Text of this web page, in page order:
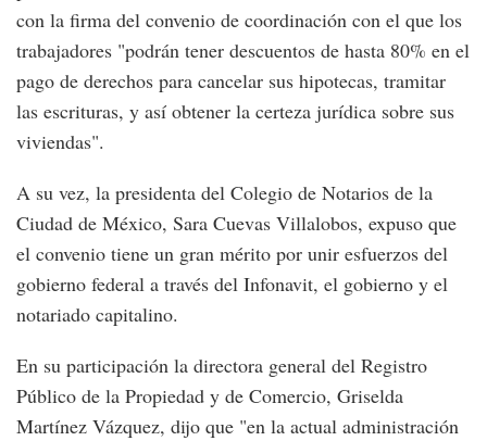
con la firma del convenio de coordinación con el que los
trabajadores "podrán tener descuentos de hasta 80% en el
pago de derechos para cancelar sus hipotecas, tramitar
las escrituras, y así obtener la certeza jurídica sobre sus
viviendas".
A su vez, la presidenta del Colegio de Notarios de la
Ciudad de México, Sara Cuevas Villalobos, expuso que
el convenio tiene un gran mérito por unir esfuerzos del
gobierno federal a través del Infonavit, el gobierno y el
notariado capitalino.
En su participación la directora general del Registro
Público de la Propiedad y de Comercio, Griselda
Martínez Vázquez, dijo que "en la actual administración